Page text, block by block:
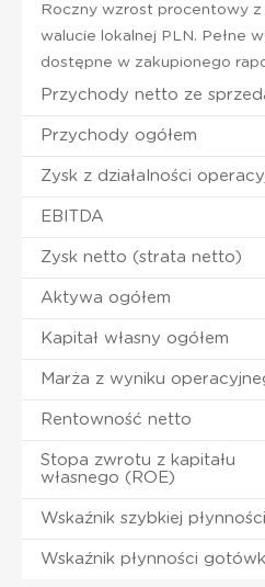
Roczny wzrost procentowy
walucie lokalnej PLN. Pełne
dostępne w zakupionego
Przychody netto ze
Przychody ogółem
Zysk z działalności
EBITDA
Zysk netto (strata netto)
Aktywa ogółem
Kapitał własny ogółem
Marża z wyniku
Rentowność netto
Stopa zwrotu z kapitału
własnego (ROE)
Wskaźnik szybkiej płynności
Wskaźnik płynności